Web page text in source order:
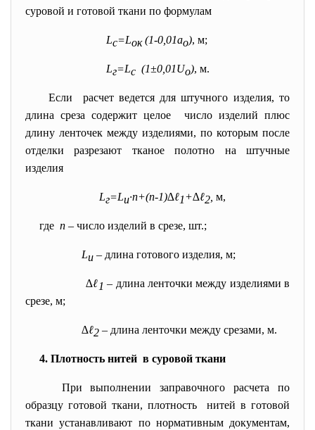
суровой и готовой ткани по формулам
Lc=Lок(1-0,01ao), м;
Lг=Lс (1±0,01Uo), м.
Если расчет ведется для штучного изделия, то
длина среза содержит целое число изделий плюс
длину ленточек между изделиями, по которым после
отделки разрезают тканое полотно на штучные
изделия
Lг=Lu·n+(n-1)∆ℓ1+∆ℓ2 м,
где n – число изделий в срезе, шт.;
Lu – длина готового изделия, м;
∆ℓ1 – длина ленточки между изделиями в
срезе, м;
∆ℓ2 – длина ленточки между срезами, м.
4. Плотность нитей в суровой ткани
При выполнении заправочного расчета по
образцу готовой ткани, плотность нитей в готовой
ткани устанавливают по нормативным документам,